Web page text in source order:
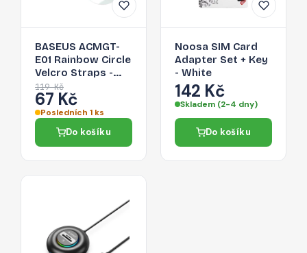
BASEUS ACMGT-
E01 Rainbow Circle
Velcro Straps -
páska na suchý zip
pro organizaci
kabelů, 1m, černá
119 Kč
67 Kč
Posledních 1 ks
Do košíku
Noosa SIM Card
Adapter Set + Key
- White
142 Kč
Skladem (2-4 dny)
Do košíku